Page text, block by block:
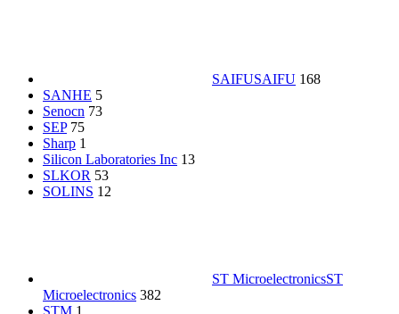
SAIFUSAIFU 168
SANHE 5
Senocn 73
SEP 75
Sharp 1
Silicon Laboratories Inc 13
SLKOR 53
SOLINS 12
ST MicroelectronicsST
Microelectronics 382
STM 1